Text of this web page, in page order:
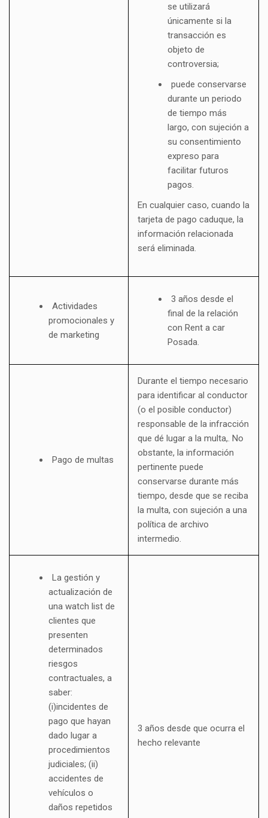
se utilizará
únicamente si la
transacción es
objeto de
controversia;
puede conservarse
durante un periodo
de tiempo más
largo, con sujeción a
su consentimiento
expreso para
facilitar futuros
pagos.
En cualquier caso, cuando la
tarjeta de pago caduque, la
información relacionada
será eliminada.
Actividades
promocionales y
de marketing
3 años desde el
final de la relación
con Rent a car
Posada.
Pago de multas
Durante el tiempo necesario
para identificar al conductor
(o el posible conductor)
responsable de la infracción
que dé lugar a la multa,. No
obstante, la información
pertinente puede
conservarse durante más
tiempo, desde que se reciba
la multa, con sujeción a una
política de archivo
intermedio.
La gestión y
actualización de
una watch list de
clientes que
presenten
determinados
riesgos
contractuales, a
saber:
(i)incidentes de
pago que hayan
dado lugar a
procedimientos
judiciales; (ii)
accidentes de
vehículos o
daños repetidos
3 años desde que ocurra el
hecho relevante